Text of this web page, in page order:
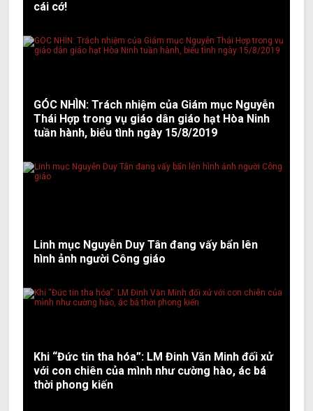
cái cớ!
GÓC NHÌN: Trách nhiệm của Giám mục Nguyễn
Thái Hợp trong vụ giáo dân giáo hạt Hòa Ninh
tuần hành, biểu tình ngày 15/8/2019
Linh mục Nguyễn Duy Tân đang vấy bẩn lên
hình ảnh người Công giáo
Khi “Đức tin tha hóa”: LM Đinh Văn Minh đối xử
với con chiên của mình như cường hào, ác bá
thời phong kiến